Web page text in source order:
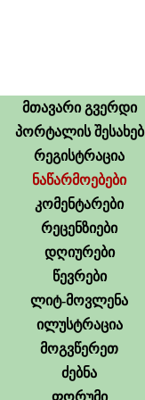
მთავარი გვერდი
პორტალის შესახებ
რეგისტრაცია
ნაწარმოებები
კომენტარები
რეცენზიები
დღიურები
წევრები
ლიტ-მოვლენა
ილუსტრაცია
მოგვწერეთ
ძებნა
ფორუმი